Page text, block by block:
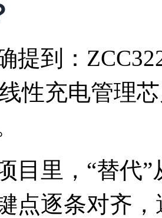
提到：
性充电管理
目里，“替代
点逐条对齐